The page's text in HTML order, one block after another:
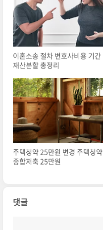
이혼소송 절차 변호사비용 기간
재산분할 총정리
주택청약 25만원 변경 주택청약
종합저축 25만원
댓글